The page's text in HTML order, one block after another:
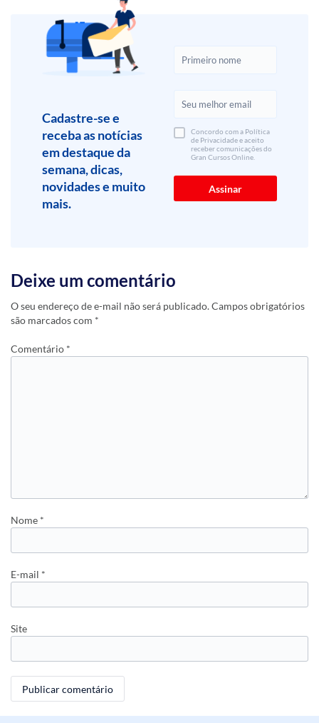
Cadastre-se e
receba as notícias
em destaque da
semana, dicas,
novidades e muito
mais.
Concordo com a Política
de Privacidade e aceito
receber comunicações do
Gran Cursos Online.
Deixe um comentário
O seu endereço de e-mail não será publicado.Campos obrigatórios
são marcados com *
Comentário *
Nome *
E-mail *
Site